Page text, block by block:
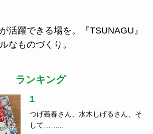
活躍できる場を。『TSUNAGU』
なものづくり。
ランキング
1
つげ義春さん、水木しげるさん、そ
して……...